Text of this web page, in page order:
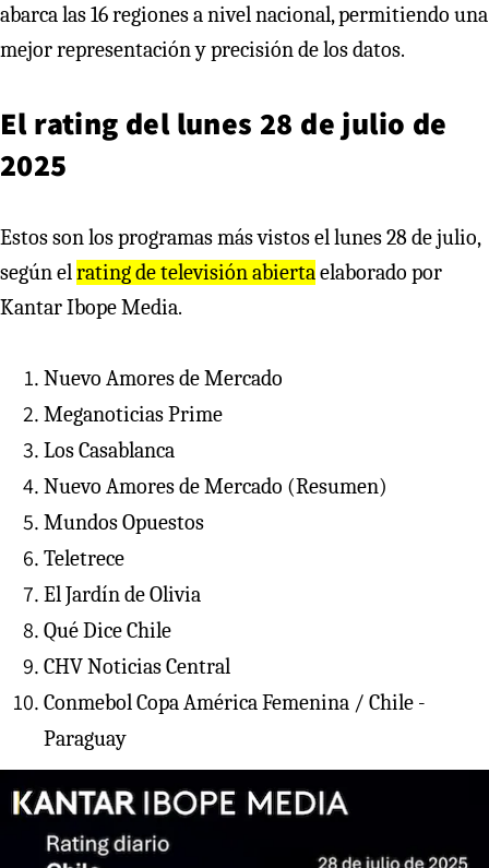
abarca las 16 regiones a nivel nacional, permitiendo una
mejor representación y precisión de los datos.
El rating del lunes 28 de julio de
2025
Estos son los programas más vistos el lunes 28 de julio,
según elrating de televisión abiertaelaborado por
Kantar Ibope Media.
Nuevo Amores de Mercado
Meganoticias Prime
Los Casablanca
Nuevo Amores de Mercado (Resumen)
Mundos Opuestos
Teletrece
El Jardín de Olivia
Qué Dice Chile
CHV Noticias Central
Conmebol Copa América Femenina / Chile -
Paraguay